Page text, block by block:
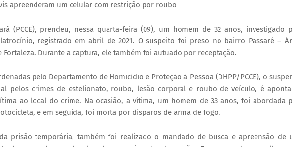
apreenderam um celular com restrição por roubo
(PCCE), prendeu, nessa quarta-feira (09), um homem de 32 anos, investigado
registrado em abril de 2021. O suspeito foi preso no bairro Passaré –
Fortaleza. Durante a captura, ele também foi autuado por receptação.
pelo Departamento de Homicídio e Proteção à Pessoa (DHPP/PCCE), o
pelos crimes de estelionato, roubo, lesão corporal e roubo de veículo, é
ao local do crime. Na ocasião, a vítima, um homem de 33 anos, foi abordada
e em seguida, foi morta por disparos de arma de fogo.
prisão temporária, também foi realizado o mandado de busca e apreensão de